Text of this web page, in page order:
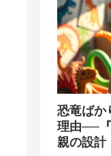
恐竜ばか
理由──
親の設計